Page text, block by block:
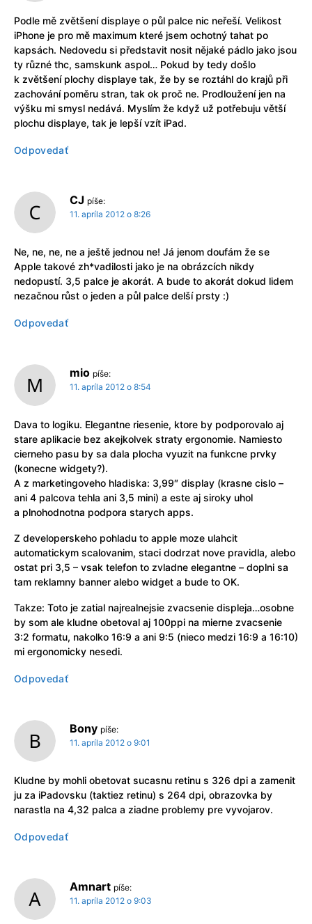
Podle mě zvětšení displaye o půl palce nic neřeší. Velikost
iPhone je pro mě maximum které jsem ochotný tahat po
kapsách. Nedovedu si představit nosit nějaké pádlo jako jsou
ty různé thc, samskunk aspol… Pokud by tedy došlo
k zvětšení plochy displaye tak, že by se roztáhl do krajů při
zachování poměru stran, tak ok proč ne. Prodloužení jen na
výšku mi smysl nedává. Myslím že když už potřebuju větší
plochu displaye, tak je lepší vzít iPad.
Odpovedať
CJ píše:
11. apríla 2012 o 8:26
Ne, ne, ne, ne a ještě jednou ne! Já jenom doufám že se
Apple takové zh*vadilosti jako je na obrázcích nikdy
nedopustí. 3,5 palce je akorát. A bude to akorát dokud lidem
nezačnou růst o jeden a půl palce delší prsty :)
Odpovedať
mio píše:
11. apríla 2012 o 8:54
Dava to logiku. Elegantne riesenie, ktore by podporovalo aj
stare aplikacie bez akejkolvek straty ergonomie. Namiesto
cierneho pasu by sa dala plocha vyuzit na funkcne prvky
(konecne widgety?).
A z marketingoveho hladiska: 3,99″ display (krasne cislo –
ani 4 palcova tehla ani 3,5 mini) a este aj siroky uhol
a plnohodnotna podpora starych apps.
Z developerskeho pohladu to apple moze ulahcit
automatickym scalovanim, staci dodrzat nove pravidla, alebo
ostat pri 3,5 – vsak telefon to zvladne elegantne – doplni sa
tam reklamny banner alebo widget a bude to OK.
Takze: Toto je zatial najrealnejsie zvacsenie displeja…osobne
by som ale kludne obetoval aj 100ppi na mierne zvacsenie
3:2 formatu, nakolko 16:9 a ani 9:5 (nieco medzi 16:9 a 16:10)
mi ergonomicky nesedi.
Odpovedať
Bony píše:
11. apríla 2012 o 9:01
Kludne by mohli obetovat sucasnu retinu s 326 dpi a zamenit
ju za iPadovsku (taktiez retinu) s 264 dpi, obrazovka by
narastla na 4,32 palca a ziadne problemy pre vyvojarov.
Odpovedať
Amnart píše:
11. apríla 2012 o 9:03